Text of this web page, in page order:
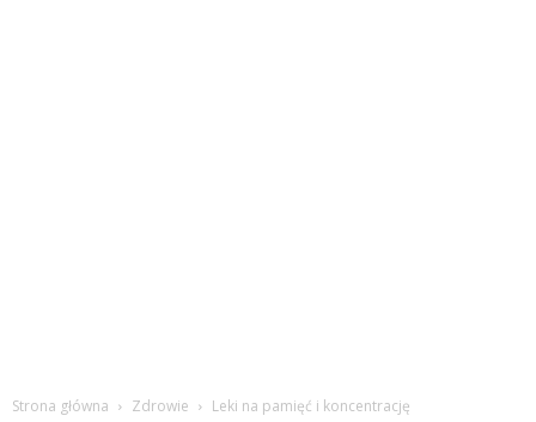
Strona główna Zdrowie Leki na pamięć i koncentrację